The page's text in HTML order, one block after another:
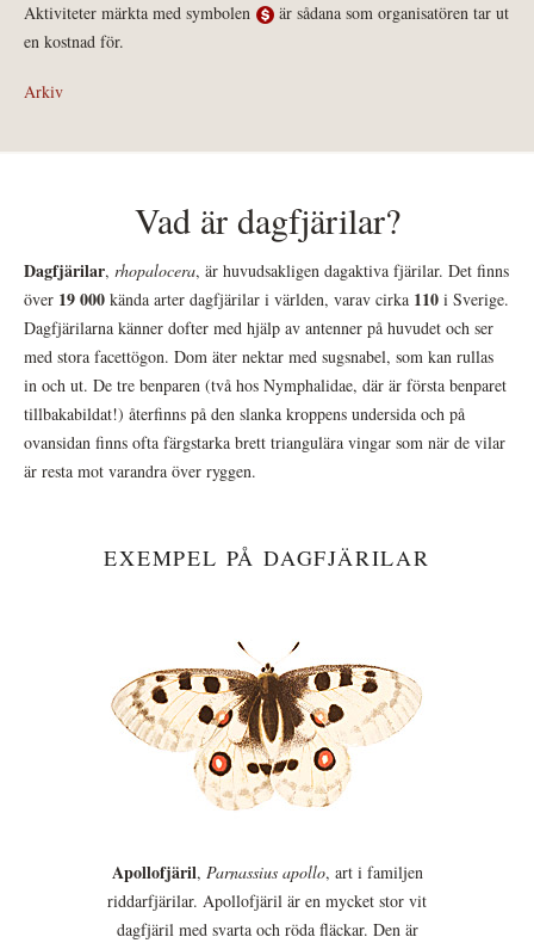
Aktiviteter märkta med symbolen
är sådana som organisatören tar ut
en kostnad för.
Arkiv
Vad är dagfjärilar?
Dagfjärilar, rhopalocera, är huvudsakligen dagaktiva fjärilar. Det finns
över 19 000 kända arter dagfjärilar i världen, varav cirka 110 i Sverige.
Dagfjärilarna känner dofter med hjälp av antenner på huvudet och ser
med stora facettögon. Dom äter nektar med sugsnabel, som kan rullas
in och ut. De tre benparen (två hos Nymphalidae, där är första benparet
tillbakabildat!) återfinns på den slanka kroppens undersida och på
ovansidan finns ofta färgstarka brett triangulära vingar som när de vilar
är resta mot varandra över ryggen.
EXEMPEL PÅ DAGFJÄRILAR
Apollofjäril, Parnassius apollo, art i familjen
riddarfjärilar. Apollofjäril är en mycket stor vit
dagfjäril med svarta och röda fläckar. Den är